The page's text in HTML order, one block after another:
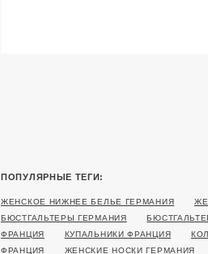
ПОПУЛЯРНЫЕ ТЕГИ:
ЖЕНСКОЕ НИЖНЕЕ БЕЛЬЕ ГЕРМАНИЯ
БЮСТГАЛЬТЕРЫ ГЕРМАНИЯ
ФРАНЦИЯ
КУПАЛЬНИКИ ФРАНЦИЯ
ФРАНЦИЯ
ЖЕНСКИЕ НОСКИ ГЕРМАНИЯ